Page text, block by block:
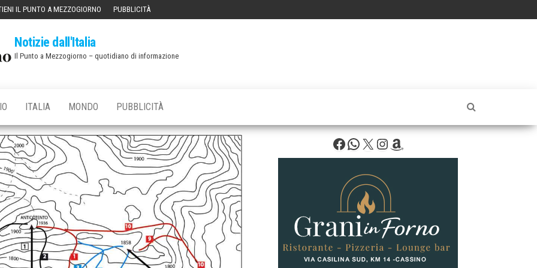
IL PUNTO A MEZZOGIORNO PUBBLICITÀ
Notizie dall'Italia
Il Punto a Mezzogiorno – quotidiano di informazione
ITALIA MONDO PUBBLICITÀ
Facebook
WhatsApp
X Instagram
Amazon